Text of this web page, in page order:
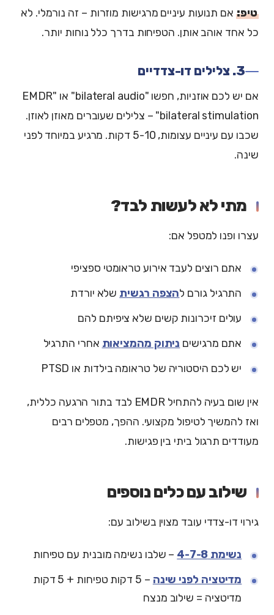
טיפ: אם תנועות עיניים מרגישות מוזרות – זה נורמלי. לא
כל אחד אוהב אותן. הטפיחות בדרך כלל נוחות יותר.
3. צלילים דו-צדדיים
אם יש לכם אוזניות, חפשו "bilateral audio" או "EMDR
bilateral stimulation" – צלילים שעוברים מאוזן לאוזן.
שכבו עם עיניים עצומות, 5-10 דקות. מרגיע במיוחד לפני
שינה.
מתי לא לעשות לבד?
עצרו ופנו למטפל אם:
אתם רוצים לעבד אירוע טראומטי ספציפי
התרגיל גורם להצפה רגשית שלא יורדת
עולים זיכרונות קשים שלא ציפיתם להם
אתם מרגישים ניתוק מהמציאות אחרי התרגיל
יש לכם היסטוריה של טראומה בילדות או PTSD
אין שום בעיה להתחיל EMDR לבד בתור הרגעה כללית,
ואז להמשיך לטיפול מקצועי. ההפך, מטפלים רבים
מעודדים תרגול ביתי בין פגישות.
שילוב עם כלים נוספים
גירוי דו-צדדי עובד מצוין בשילוב עם:
נשימת 4-7-8
– שלבו נשימה מובנית עם טפיחות
מדיטציה לפני שינה
– 5 דקות טפיחות + 5 דקות
מדיטציה = שילוב מנצח